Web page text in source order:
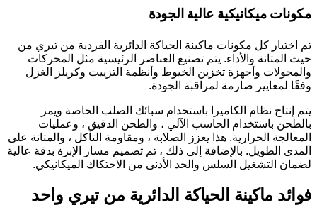
مكونات ميكانيكية عالية الجودة
تم اختيار كل مكونات ماكينة الحياكة الدائرية الفردية من تيري من
حيث المتانة والأداء. يتم تصنيع العناصر الرئيسية مثل المحركات
والمحولات وأجهزة تخزين الخيوط وأنظمة التزييت وكريلز الغزل
وفقًا لمعايير صارمة لمراقبة الجودة.
يتم إنتاج نظام الكاميرا باستخدام سبائك الصلب الخاصة ويمر
بالطحن باستخدام الحاسب الآلي ، والطحن الدقيق ، وعمليات
المعالجة الحرارية. هذا يعزز الصلابة ، ومقاومة التآكل ، والمتانة على
المدى الطويل. بالإضافة إلى ذلك ، تم تصميم مسار الإبرة بدقة عالية
لضمان التشغيل السلس والحد الأدنى من الاحتكاك الميكانيكي.
فوائد ماكينة الحياكة الدائرية من تيري واحد